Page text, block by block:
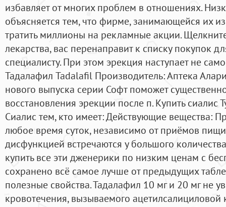
избавляет от многих проблем в отношениях.
объясняется тем, что фирме, занимающейся их
тратить миллионы на рекламные акции.
лекарства, вас перенаправит к списку покупок
специалисту. При этом эрекция наступает не
Тадалафил Tadalafil Производитель: Аптека
нового выпуска серии Софт поможет
восстановления эрекции после п. Купить сиалис
Сиалис тем, кто имеет: Действующие вещества:
любое время суток, независимо от приёмов
дисфункцией встречаются у большого
купить все эти дженерики по низким ценам с
сохранено всё самое лучше от предыдущих
полезные свойства. Тадалафил 10 мг и 20 мг не
кровотечения, вызываемого ацетилсалициловой